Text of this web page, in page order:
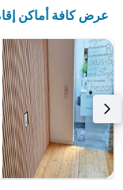
يعرض
أيام
الأسبوع.
يتضمن
المخطط
التالي
1
محور
Y
الذي
يعرض
متوسط
عرض كافة أماكن إقامة